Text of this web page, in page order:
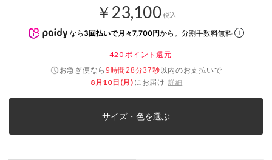
￥23,100税込
なら 3回払いで月々7,700円から。分割手数料無料
420 ポイント還元
お急ぎ便なら9時間28分37秒以内のお支払いで
8月10日(月) にお届け 詳細
サイズ・色を選ぶ